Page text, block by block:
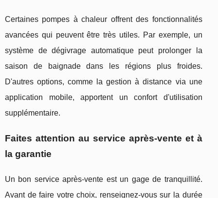
Certaines pompes à chaleur offrent des fonctionnalités
avancées qui peuvent être très utiles. Par exemple, un
système de dégivrage automatique peut prolonger la
saison de baignade dans les régions plus froides.
D'autres options, comme la gestion à distance via une
application mobile, apportent un confort d'utilisation
supplémentaire.
Faites attention au service après-vente et à
la garantie
Un bon service après-vente est un gage de tranquillité.
Avant de faire votre choix, renseignez-vous sur la durée